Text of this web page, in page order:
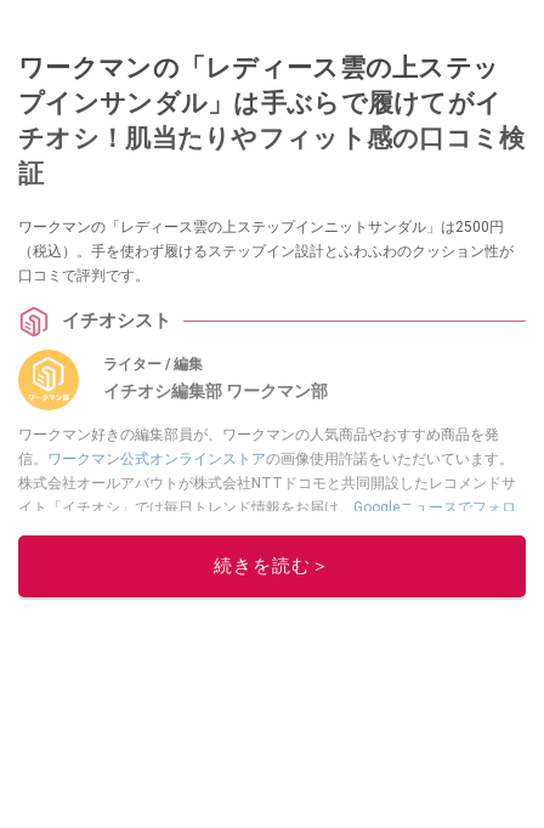
ワークマンの「レディース雲の上ステッ
プインサンダル」は手ぶらで履けてがイ
チオシ！肌当たりやフィット感の口コミ検
証
ワークマンの「レディース雲の上ステップインニットサンダル」は2500円
（税込）。手を使わず履けるステップイン設計とふわふわのクッション性が
口コミで評判です。
イチオシスト
ライター / 編集
イチオシ編集部 ワークマン部
ワークマン好きの編集部員が、ワークマンの人気商品やおすすめ商品を発
信。 ワークマン公式オンラインストアの画像使用許諾をいただいています。
株式会社オールアバウトが株式会社NTTドコモと共同開設したレコメンドサ
イト「イチオシ」では毎日トレンド情報をお届け。 Googleニュースでフォロ
ーしてください！
このイチオシストの他の記事を読む
続きを読む＞